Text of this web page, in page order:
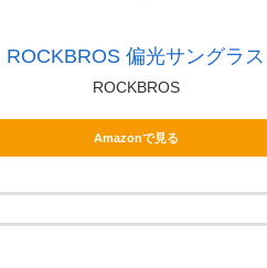
ROCKBROS 偏光サングラス
ROCKBROS
Amazonで見る